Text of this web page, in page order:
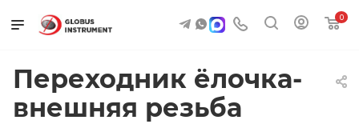
0
Переходник ёлочка-
внешняя резьба